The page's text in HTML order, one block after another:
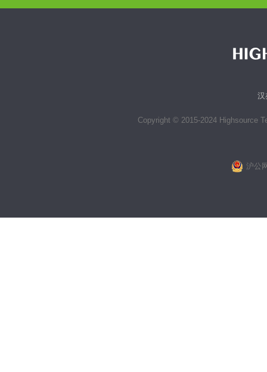
汉
Copyright © 2015-2024 Highsource
沪公